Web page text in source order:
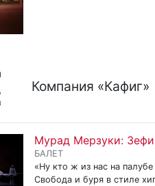
Компания «Кафиг»
Мурад Мерзуки:
БАЛЕТ
«Ну кто ж из нас на
Свобода и буря в стиле